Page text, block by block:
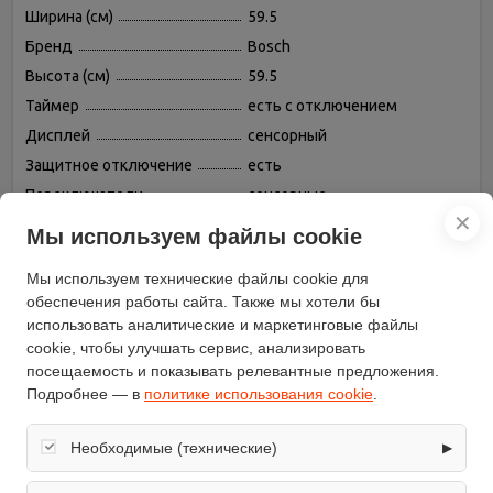
Ширина (см)
59.5
Бренд
Bosch
Высота (см)
59.5
Таймер
есть с отключением
Дисплей
сенсорный
Защитное отключение
есть
Переключатели
сенсорные
есть
Часы
электронные
Режимов нагрева
8
Размораживание
есть
Вертел
нет
Дверца духовки
Подсветка камеры
есть
✕
Мы используем файлы cookie
Мы используем технические файлы cookie для
обеспечения работы сайта. Также мы хотели бы
использовать аналитические и маркетинговые файлы
cookie, чтобы улучшать сервис, анализировать
посещаемость и показывать релевантные предложения.
Подробнее — в политике использования cookie
Необходимые (технические) ▶
Обеспечивают корректную работу сайта: оформление